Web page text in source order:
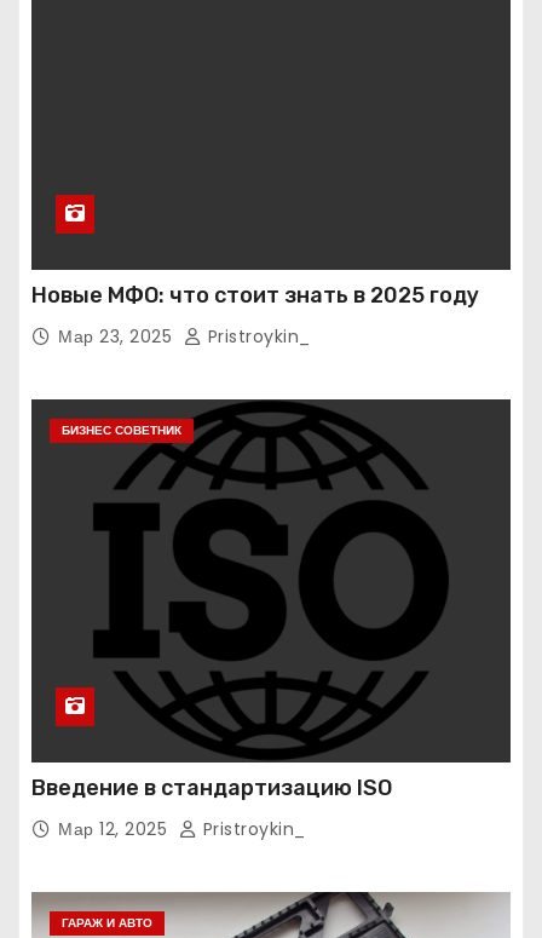
Новые МФО: что стоит знать в 2025 году
Мар 23, 2025 Pristroykin_
БИЗНЕС СОВЕТНИК
Введение в стандартизацию ISO
Мар 12, 2025 Pristroykin_
ГАРАЖ И АВТО